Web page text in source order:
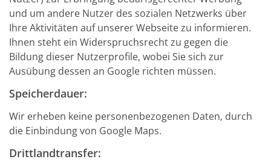
und um andere Nutzer des sozialen Netzwerks über
Ihre Aktivitäten auf unserer Webseite zu informieren.
Ihnen steht ein Widerspruchsrecht zu gegen die
Bildung dieser Nutzerprofile, wobei Sie sich zur
Ausübung dessen an Google richten müssen.
Speicherdauer:
Wir erheben keine personenbezogenen Daten, durch
die Einbindung von Google Maps.
Drittlandtransfer: